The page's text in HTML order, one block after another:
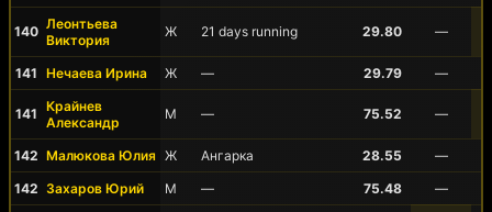
140 Леонтьева
Виктория
Ж 21 days running 29.80 —
141 Нечаева Ирина Ж — 29.79 —
141 Крайнев
Александр
М — 75.52 —
142 Малюкова Юлия Ж Ангарка 28.55
—
142 Захаров Юрий М — 75.48 —